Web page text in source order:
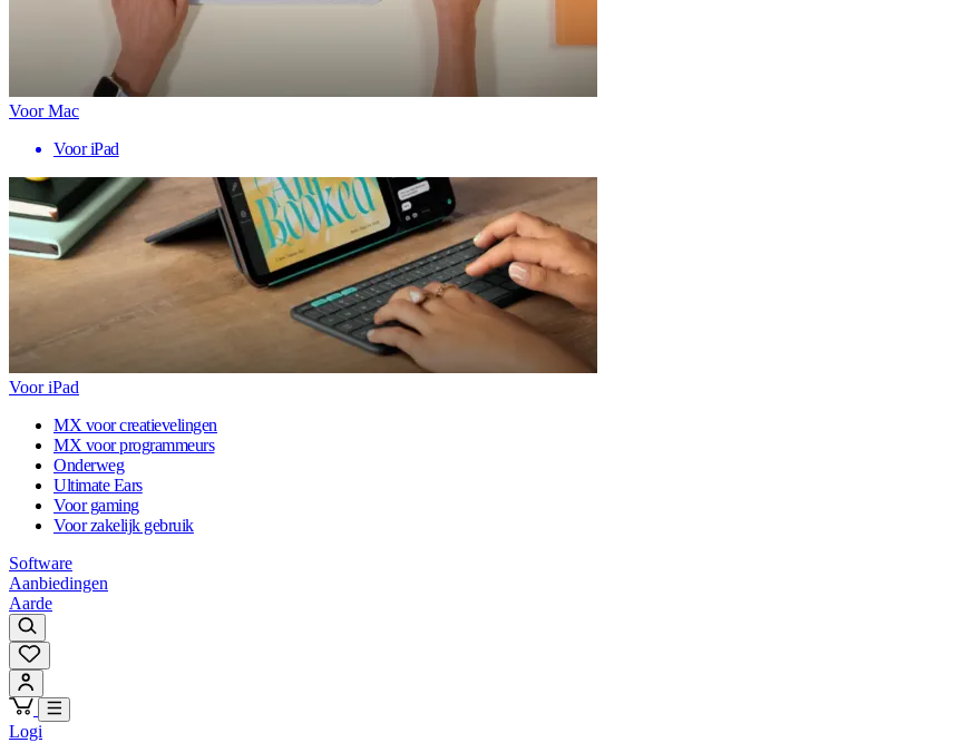
Voor Mac
Voor iPad
Voor iPad
MX voor creatievelingen
MX voor programmeurs
Onderweg
Ultimate Ears
Voor gaming
Voor zakelijk gebruik
Software
Aanbiedingen
Aarde
Logi